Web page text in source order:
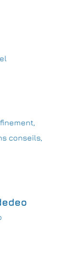
conseils,